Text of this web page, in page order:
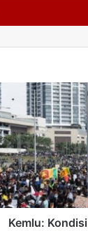
Kemlu: